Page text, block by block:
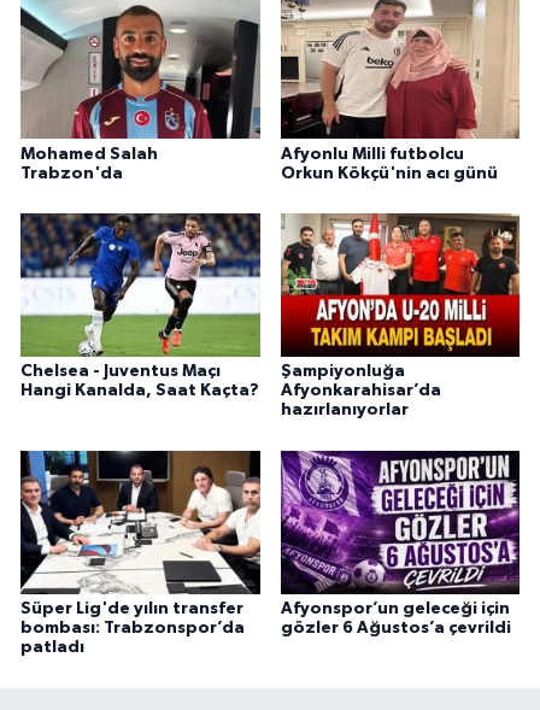
Mohamed Salah
Trabzon'da
Afyonlu Milli futbolcu
Orkun Kökçü'nin acı günü
Chelsea - Juventus Maçı
Hangi Kanalda, Saat Kaçta?
Şampiyonluğa
Afyonkarahisar’da
hazırlanıyorlar
Süper Lig'de yılın transfer
bombası: Trabzonspor’da
patladı
Afyonspor’un geleceği için
gözler 6 Ağustos’a çevrildi